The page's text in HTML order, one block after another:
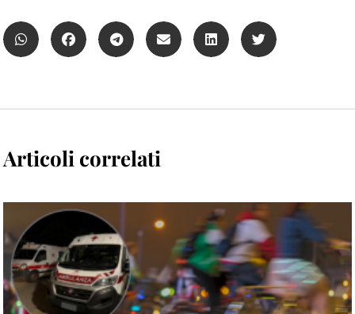
Articoli correlati